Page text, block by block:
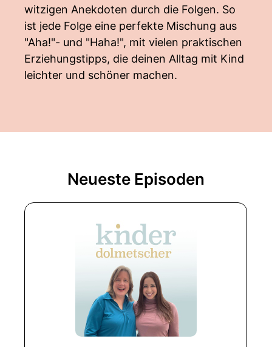
witzigen Anekdoten durch die Folgen. So
ist jede Folge eine perfekte Mischung aus
"Aha!"- und "Haha!", mit vielen praktischen
Erziehungstipps, die deinen Alltag mit Kind
leichter und schöner machen.
Neueste Episoden